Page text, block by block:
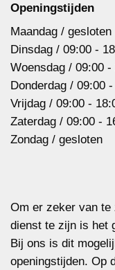
Openingstijden
Maandag / gesloten
Dinsdag / 09:00 -
Woensdag / 09:00 -
Donderdag / 09:00
Vrijdag / 09:00 -
Zaterdag / 09:00 -
Zondag / gesloten
Om er zeker van
dienst te zijn is het
Bij ons is dit
openingstijden. Op